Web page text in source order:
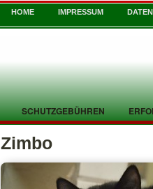
HOME IMPRESSUM
SCHUTZGEBÜHREN
Zimbo